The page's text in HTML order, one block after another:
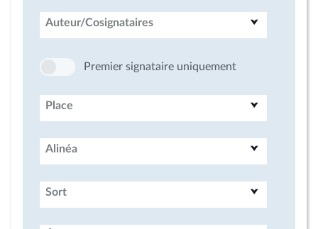
Auteur/Cosignataires
Premier signataire uniquement
Place
Alinéa
Sort